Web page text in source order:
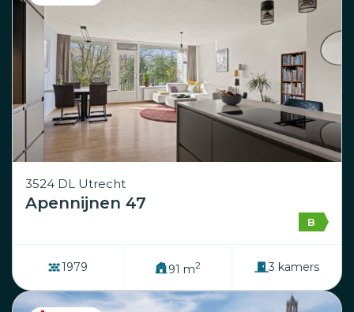
3524 DL Utrecht
Apennijnen 47
B
1979 91 m2 3 kamers